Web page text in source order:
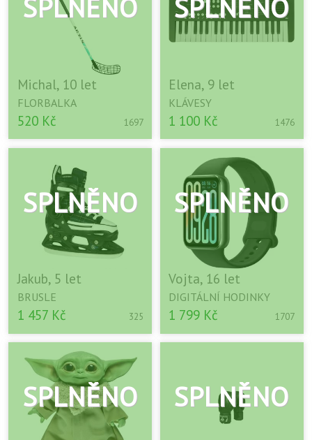
Michal, 10 let
FLORBALKA
520 Kč 1697
Elena, 9 let
KLÁVESY
1 100 Kč 1476
Jakub, 5 let
BRUSLE
1 457 Kč 325
Vojta, 16 let
DIGITÁLNÍ HODINKY
1 799 Kč 1707